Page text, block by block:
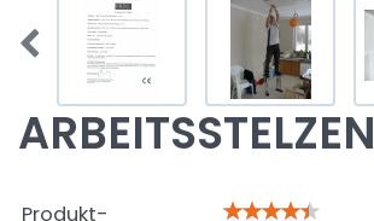
ARBEITSSTELZEN
Produkt-